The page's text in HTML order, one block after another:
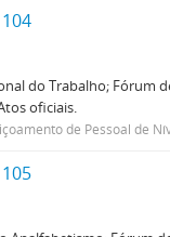
do Trabalho; Fórum
oficiais.
de Pessoal de